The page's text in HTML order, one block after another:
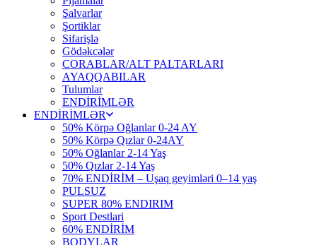
Şalvarlar
Şortiklar
Sifarişlə
Gödəkcələr
CORABLAR/ALT PALTARLARI
AYAQQABILAR
Tulumlar
ENDİRİMLƏR
ENDİRİMLƏR
50% Körpə Oğlanlar 0-24 AY
50% Körpə Qızlar 0-24AY
50% Oğlanlar 2-14 Yaş
50% Qızlar 2-14 Yaş
70% ENDİRİM – Uşaq geyimləri 0–14 yaş
PULSUZ
SUPER 80% ENDIRIM
Sport Destlari
60% ENDİRİM
BODYLAR